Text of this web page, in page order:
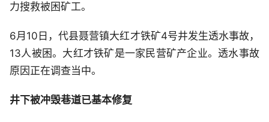
力搜救被困矿工。
6月10日，代县聂营镇大红才铁矿4号井发生透水事故，
13人被困。大红才铁矿是一家民营矿产企业。透水事故
原因正在调查当中。
井下被冲毁巷道已基本修复